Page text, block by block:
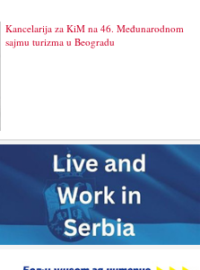
Kancelarija za KiM na 46. Međunarodnom
sajmu turizma u Beogradu